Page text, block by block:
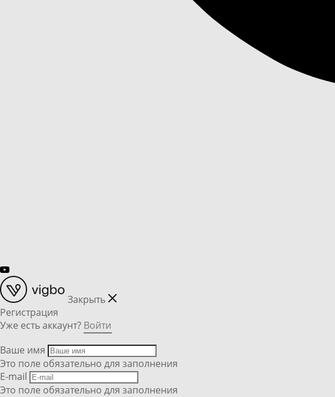
Закрыть
Регистрация
Уже есть аккаунт? Войти
Ваше имя
Это поле обязательно для заполнения
E-mail
Это поле обязательно для заполнения